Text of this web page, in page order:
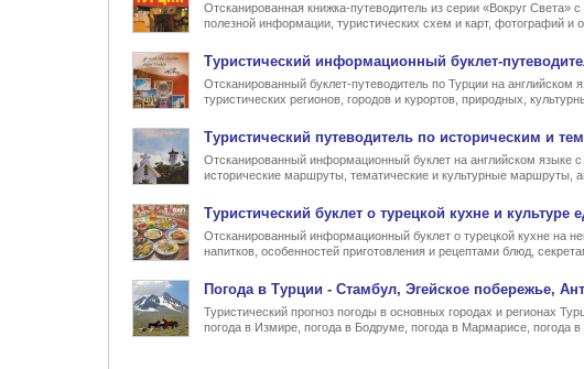
Отсканированная книжка-путеводитель из серии «Вокруг
полезной информации, туристических схем и карт, фотографий и
Туристический информационный буклет-
Отсканированный буклет-путеводитель по Турции на
туристических регионов, городов и курортов, природных,
Туристический путеводитель по историческим и
Отсканированный информационный буклет на английском
исторические маршруты, тематические и культурные маршруты,
Туристический буклет о турецкой кухнеи культуре
Отсканированный информационный буклет о турецкой кухне на
напитков, особенностей приготовления и рецептами блюд,
Погода в Турции - Стамбул, Эгейское побережье,
Туристический прогноз погоды в основных городах и регионах
погода в Измире, погода в Бодруме, погода в Мармарисе, погода